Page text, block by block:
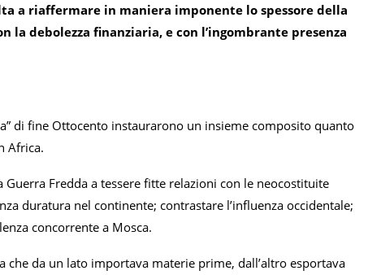
a riaffermare in maniera imponente lo spessore della
la debolezza finanziaria, e con l’ingombrante presenza
di fine Ottocento instaurarono un insieme composito quanto
Africa.
Guerra Fredda a tessere fitte relazioni con le neocostituite
duratura nel continente; contrastare l’influenza occidentale;
concorrente a Mosca.
da un lato importava materie prime, dall’altro esportava